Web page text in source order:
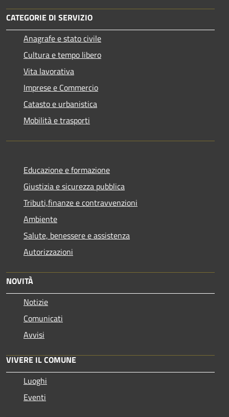
CATEGORIE DI SERVIZIO
Anagrafe e stato civile
Cultura e tempo libero
Vita lavorativa
Imprese e Commercio
Catasto e urbanistica
Mobilità e trasporti
Educazione e formazione
Giustizia e sicurezza pubblica
Tributi,finanze e contravvenzioni
Ambiente
Salute, benessere e assistenza
Autorizzazioni
NOVITÀ
Notizie
Comunicati
Avvisi
VIVERE IL COMUNE
Luoghi
Eventi